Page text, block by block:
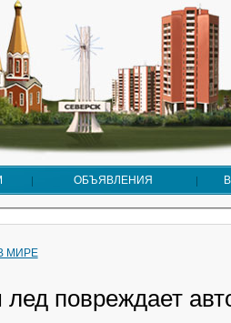
ОБЪЯВЛЕНИЯ
МИРЕ
повреждает